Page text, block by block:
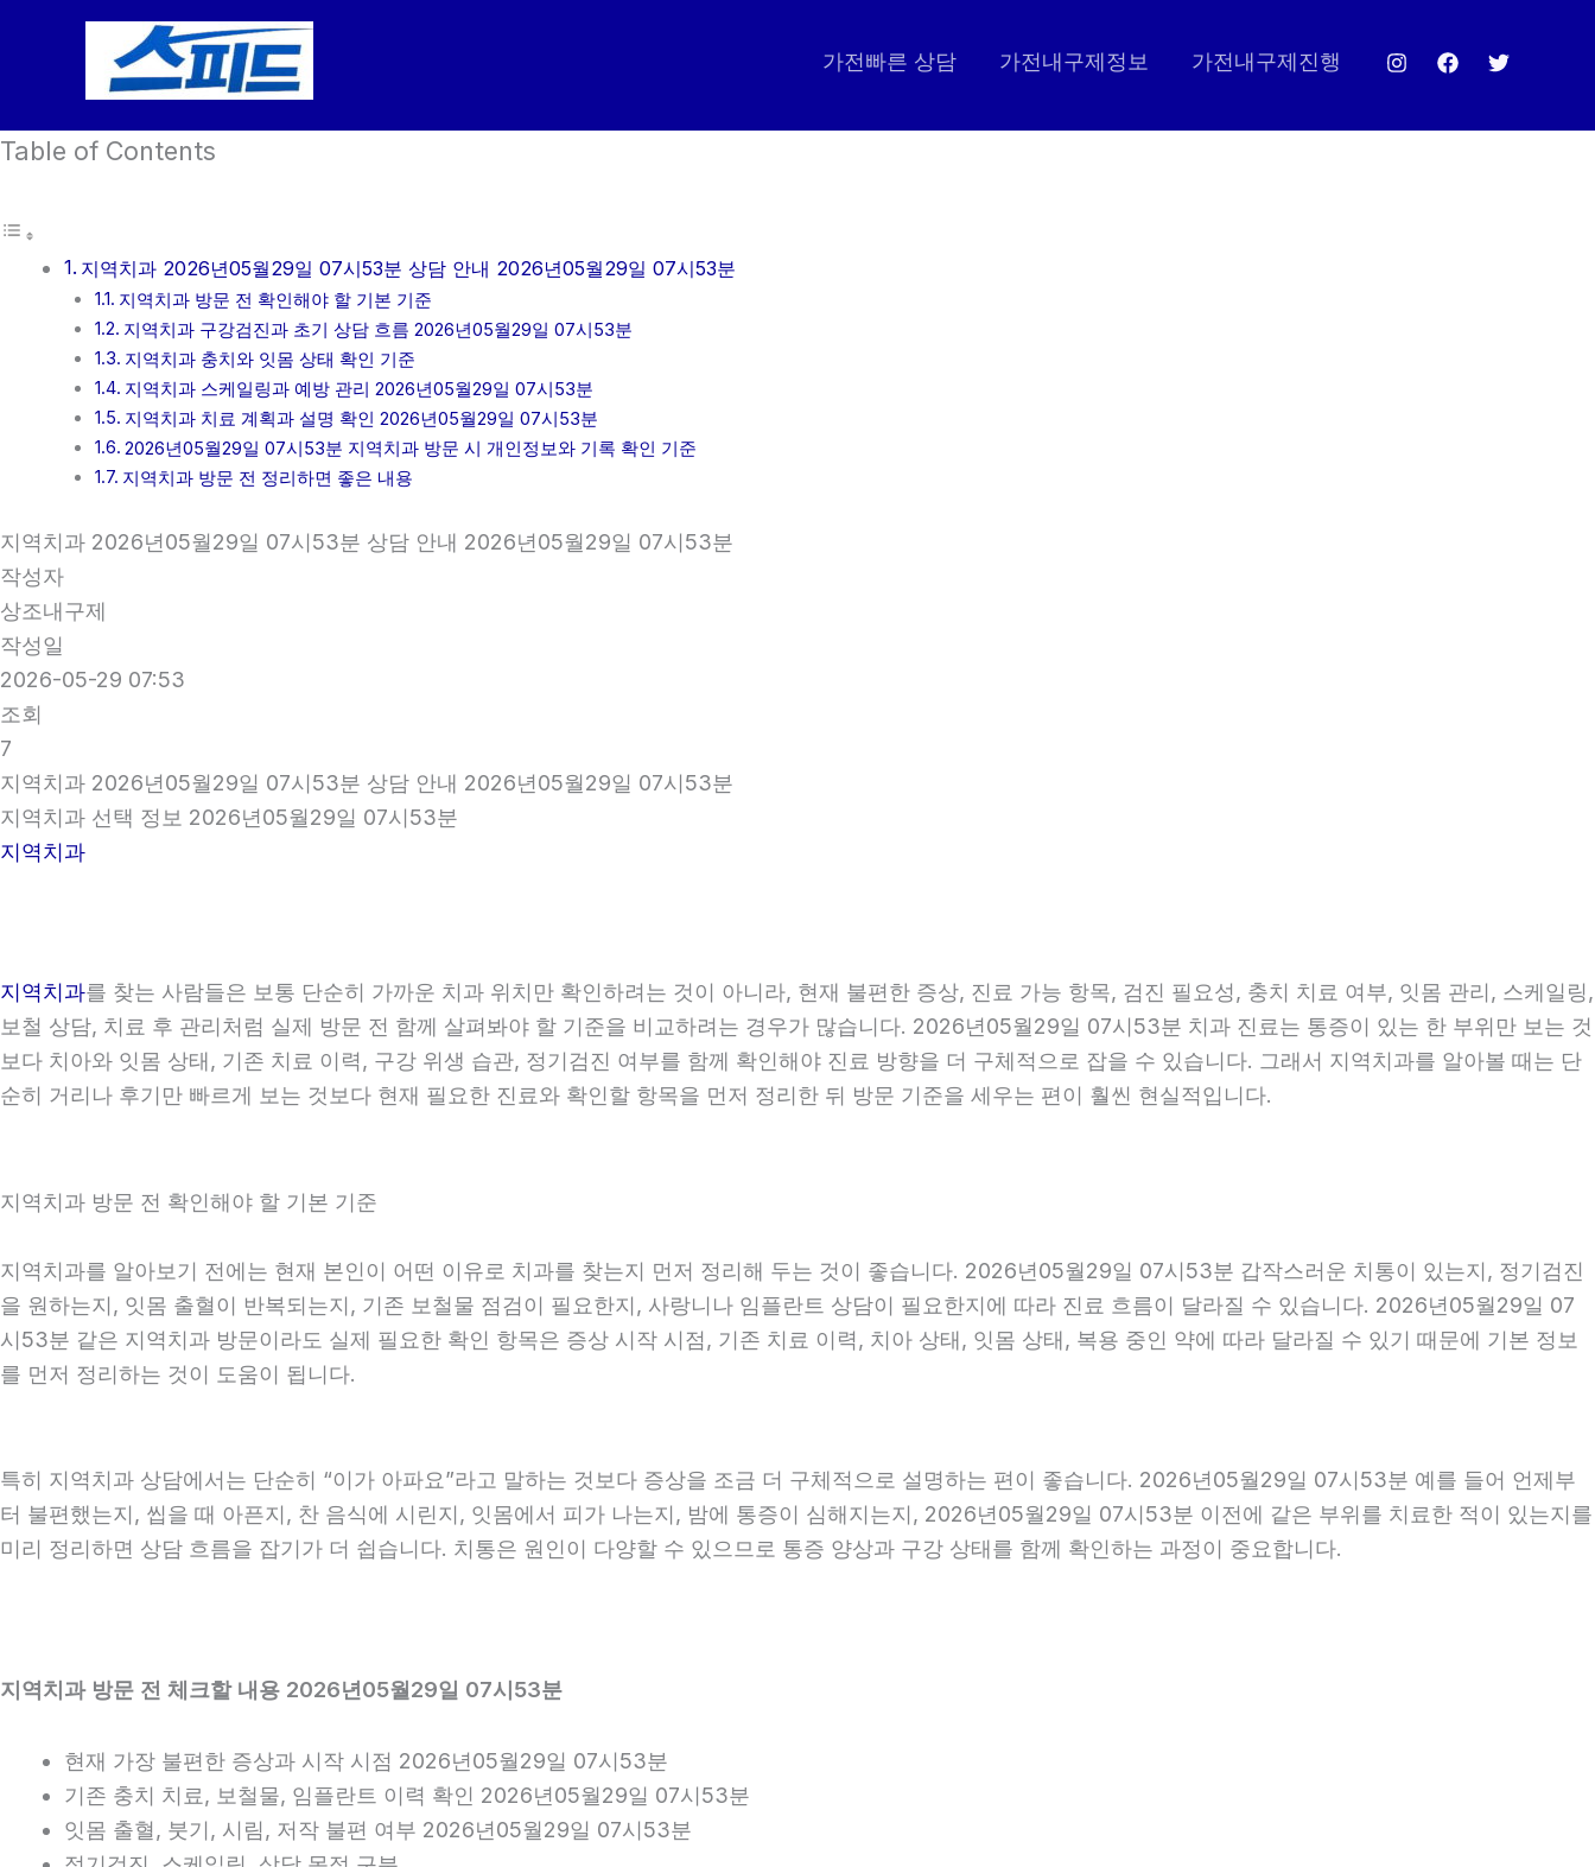
건
뛰
가전빠른 상담 가전내구제정보 가전내구제진행
Table of Contents
지역치과 2026년05월29일 07시53분 상담 안내 2026년05월29일 07시53분
지역치과 방문 전 확인해야 할 기본 기준
지역치과 구강검진과 초기 상담 흐름 2026년05월29일 07시53분
지역치과 충치와 잇몸 상태 확인 기준
지역치과 스케일링과 예방 관리 2026년05월29일 07시53분
지역치과 치료 계획과 설명 확인 2026년05월29일 07시53분
2026년05월29일 07시53분 지역치과 방문 시 개인정보와 기록 확인 기준
지역치과 방문 전 정리하면 좋은 내용
지역치과 2026년05월29일 07시53분 상담 안내 2026년05월29일 07시53분
작성자
상조내구제
작성일
2026-05-29 07:53
조회
7
지역치과 2026년05월29일 07시53분 상담 안내 2026년05월29일 07시53분
지역치과 선택 정보 2026년05월29일 07시53분
지역치과
지역치과를 찾는 사람들은 보통 단순히 가까운 치과 위치만 확인하려는 것이 아니라, 현재 불편한 증상, 진료 가능 항목, 검진 필요성, 충치 치료 여부, 잇몸 관리, 스케일링,
보철 상담, 치료 후 관리처럼 실제 방문 전 함께 살펴봐야 할 기준을 비교하려는 경우가 많습니다. 2026년05월29일 07시53분 치과 진료는 통증이 있는 한 부위만 보는 것
보다 치아와 잇몸 상태, 기존 치료 이력, 구강 위생 습관, 정기검진 여부를 함께 확인해야 진료 방향을 더 구체적으로 잡을 수 있습니다. 그래서 지역치과를 알아볼 때는 단
순히 거리나 후기만 빠르게 보는 것보다 현재 필요한 진료와 확인할 항목을 먼저 정리한 뒤 방문 기준을 세우는 편이 훨씬 현실적입니다.
지역치과 방문 전 확인해야 할 기본 기준
지역치과를 알아보기 전에는 현재 본인이 어떤 이유로 치과를 찾는지 먼저 정리해 두는 것이 좋습니다. 2026년05월29일 07시53분 갑작스러운 치통이 있는지, 정기검진
을 원하는지, 잇몸 출혈이 반복되는지, 기존 보철물 점검이 필요한지, 사랑니나 임플란트 상담이 필요한지에 따라 진료 흐름이 달라질 수 있습니다. 2026년05월29일 07
시53분 같은 지역치과 방문이라도 실제 필요한 확인 항목은 증상 시작 시점, 기존 치료 이력, 치아 상태, 잇몸 상태, 복용 중인 약에 따라 달라질 수 있기 때문에 기본 정보
를 먼저 정리하는 것이 도움이 됩니다.
특히 지역치과 상담에서는 단순히 “이가 아파요”라고 말하는 것보다 증상을 조금 더 구체적으로 설명하는 편이 좋습니다. 2026년05월29일 07시53분 예를 들어 언제부
터 불편했는지, 씹을 때 아픈지, 찬 음식에 시린지, 잇몸에서 피가 나는지, 밤에 통증이 심해지는지, 2026년05월29일 07시53분 이전에 같은 부위를 치료한 적이 있는지를
미리 정리하면 상담 흐름을 잡기가 더 쉽습니다. 치통은 원인이 다양할 수 있으므로 통증 양상과 구강 상태를 함께 확인하는 과정이 중요합니다.
지역치과 방문 전 체크할 내용 2026년05월29일 07시53분
현재 가장 불편한 증상과 시작 시점 2026년05월29일 07시53분
기존 충치 치료, 보철물, 임플란트 이력 확인 2026년05월29일 07시53분
잇몸 출혈, 붓기, 시림, 저작 불편 여부 2026년05월29일 07시53분